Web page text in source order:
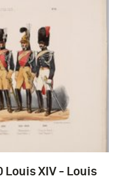
Louis XIV - Louis